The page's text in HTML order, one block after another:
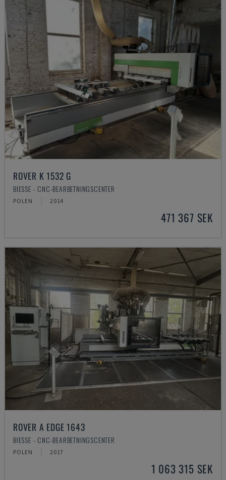
ROVER K 1532 G
BIESSE - CNC-BEARBETNINGSCENTER
POLEN 2014
471 367 SEK
ROVER A EDGE 1643
BIESSE - CNC-BEARBETNINGSCENTER
POLEN 2017
1 063 315 SEK